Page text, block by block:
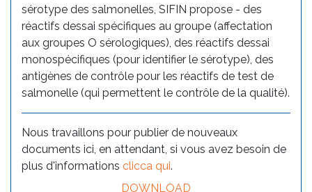
sérotype des salmonelles, SIFIN propose - des
réactifs dessai spécifiques au groupe (affectation
aux groupes O sérologiques), des réactifs dessai
monospécifiques (pour identifier le sérotype), des
antigènes de contrôle pour les réactifs de test de
salmonelle (qui permettent le contrôle de la qualité).
Nous travaillons pour publier de nouveaux
documents ici, en attendant, si vous avez besoin de
plus d'informations clicca qui.
DOWNLOAD